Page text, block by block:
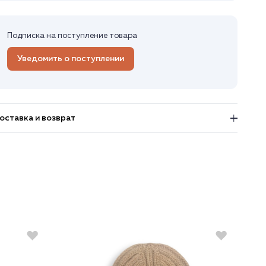
Подписка на поступление товара
Уведомить о поступлении
и возврат